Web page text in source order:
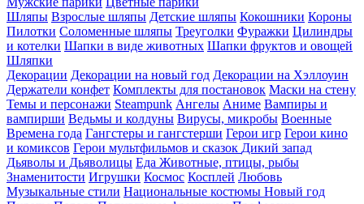
Шляпы Взрослые шляпы Детские шляпы Кокошники Короны
Пилотки Соломенные шляпы Треуголки Фуражки Цилиндры
и котелки Шапки в виде животных Шапки фруктов и овощей
Шляпки
Декорации Декорации на новый год Декорации на Хэллоуин
Держатели конфет Комплекты для постановок Маски на стену
Темы и персонажи Steampunk Ангелы Аниме Вампиры и
вампирши Ведьмы и колдуны Вирусы, микробы Военные
Времена года Гангстеры и гангстерши Герои игр Герои кино
и комиксов Герои мультфильмов и сказок Дикий запад
Дьяволы и Дьяволицы Еда Животные, птицы, рыбы
Знаменитости Игрушки Космос Косплей Любовь
Музыкальные стили Национальные костюмы Новый год